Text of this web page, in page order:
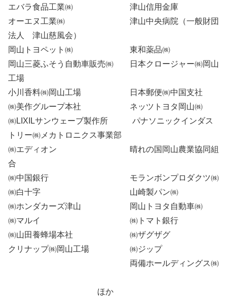
エバラ食品工業㈱ 津山信用金庫
オーエヌ工業㈱ 津山中央病院（一般財団
法人 津山慈風会）
岡山トヨペット㈱ 東和薬品㈱
岡山三菱ふそう自動車販売㈱ 日本クロージャー㈱岡山
工場
小川香料㈱岡山工場 日本郵便㈱中国支社
㈱美作グループ本社 ネッツトヨタ岡山㈱
㈱LIXILサンウェーブ製作所 パナソニックインダス
トリー㈱メカトロニクス事業部
㈱エディオン 晴れの国岡山農業協同組
合
㈱中国銀行 モランボンプロダクツ㈱
㈱白十字 山崎製パン㈱
㈱ホンダカーズ津山 岡山トヨタ自動車㈱
㈱マルイ ㈱トマト銀行
㈱山田養蜂場本社 ㈱ザグザグ
クリナップ㈱岡山工場 ㈱ジップ
両備ホールディングス㈱
ほか